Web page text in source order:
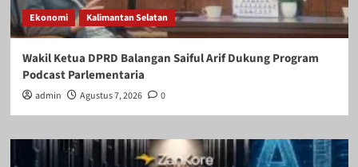
Ekonomi Kalimantan Selatan
Wakil Ketua DPRD Balangan Saiful Arif Dukung Program
Podcast Parlementaria
admin Agustus 7, 2026 0